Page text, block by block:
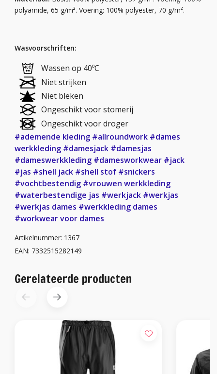
polyamide, 65 g/m². Voering: 100% polyester, 70 g/m².
Wasvoorschriften:
Wassen op 40ºC
Niet strijken
Niet bleken
Ongeschikt voor stomerij
Ongeschikt voor droger
#ademende kleding #allroundwork #dames
werkkleding #damesjack #damesjas
#dameswerkkleding #damesworkwear #jack
#jas #shell jack #shell stof #snickers
#vochtbestendig #vrouwen werkkleding
#waterbestendige jas #werkjack #werkjas
#werkjas dames #werkkleding dames
#workwear voor dames
Artikelnummer: 1367
EAN: 7332515282149
Gerelateerde producten